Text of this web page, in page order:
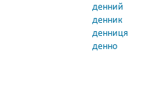
денний
денник
денниця
денно